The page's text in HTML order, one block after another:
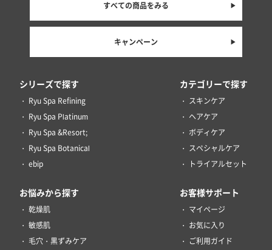
すべての商品をみる
キャンペーン
シリーズで探す
Ryu Spa Refining
Ryu Spa Platinum
Ryu Spa &Resort;
Ryu Spa Botanical
ebip
カテゴリーで探す
スキンケア
ヘアケア
ボディケア
スペシャルケア
トライアルセット
お悩みから探す
乾燥肌
敏感肌
毛穴・黒ずみケア
お客様サポート
マイページ
お気に入り
ご利用ガイド